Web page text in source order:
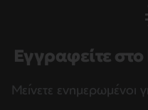
Εγγραφείτε
Μείνετε ενημερωμένοι